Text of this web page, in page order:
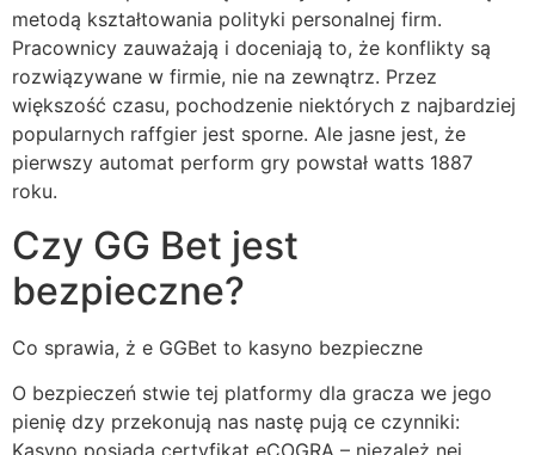
metodą kształtowania polityki personalnej firm.
Pracownicy zauważają i doceniają to, że konflikty są
rozwiązywane w firmie, nie na zewnątrz. Przez
większość czasu, pochodzenie niektórych z najbardziej
popularnych raffgier jest sporne. Ale jasne jest, że
pierwszy automat perform gry powstał watts 1887
roku.
Czy GG Bet jest
bezpieczne?
Co sprawia, ż e GGBet to kasyno bezpieczne
O bezpieczeń stwie tej platformy dla gracza we jego
pienię dzy przekonują nas nastę pują ce czynniki: